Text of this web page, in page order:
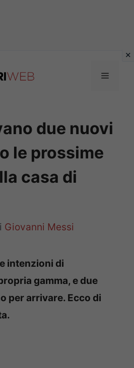
Menu
due nuovi
le prossime
casa di
Giovanni Messi
intenzioni di
gamma, e due
per arrivare. Ecco di